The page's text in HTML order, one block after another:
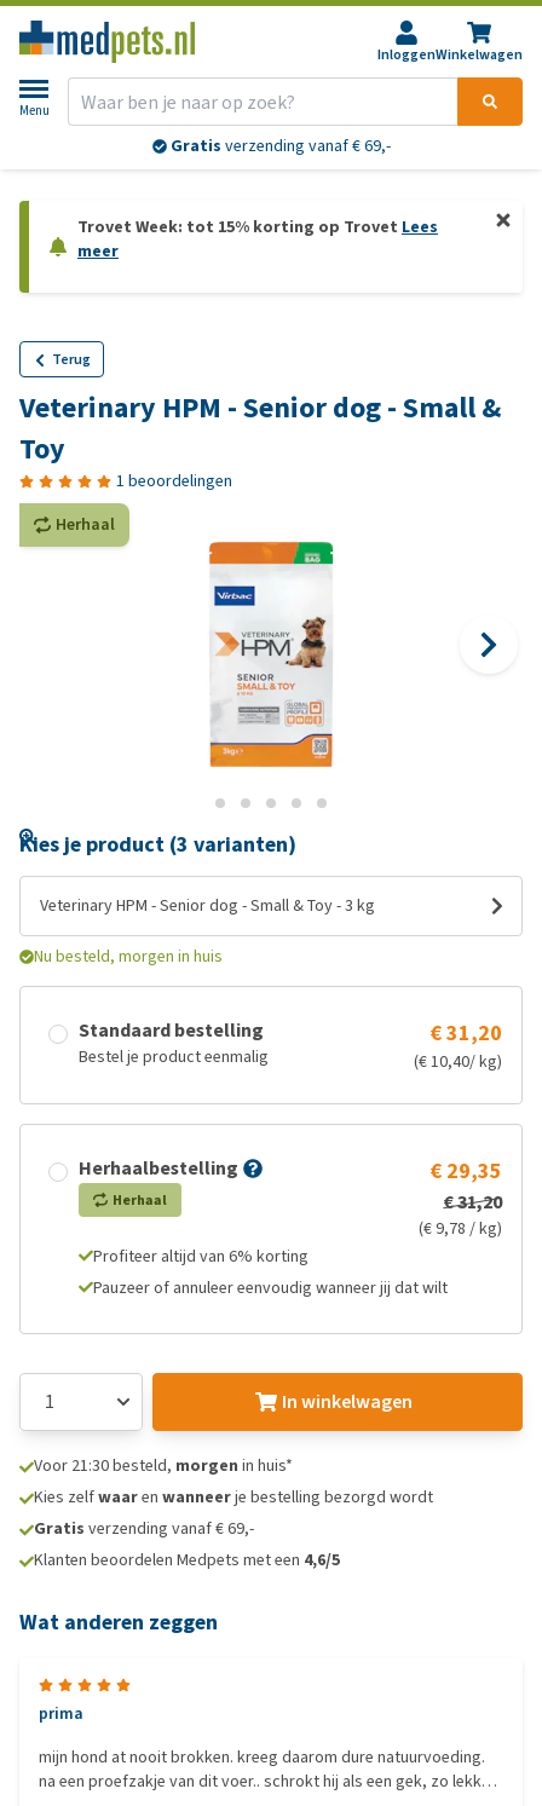
InloggenWinkelwagen
Menu
Gratis verzending vanaf € 69,-
Trovet Week: tot 15% korting op Trovet Lees
meer
Terug
Veterinary HPM - Senior dog - Small &
Toy
1 beoordelingen
Herhaal
Kies je product (3 varianten)
Veterinary HPM - Senior dog - Small & Toy - 3 kg
Nu besteld, morgen in huis
Standaard bestelling
Bestel je product eenmalig
€ 31,20
(€ 10,40/ kg)
Herhaalbestelling
Herhaal
€ 29,35
€ 31,20
(€ 9,78 / kg)
Profiteer altijd van 6% korting
Pauzeer of annuleer eenvoudig wanneer jij dat wilt
In winkelwagen
Voor 21:30 besteld, morgen in huis*
Kies zelfwaaren wanneerje bestelling bezorgd wordt
Gratis verzending vanaf € 69,-
Klanten beoordelen Medpets met een 4,6/5
Wat anderen zeggen
prima
mijn hond at nooit brokken. kreeg daarom dure natuurvoeding.
na een proefzakje van dit voer.. schrokt hij als een gek, zo lekker